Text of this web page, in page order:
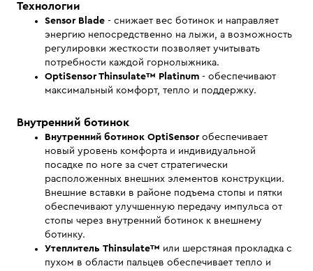
Технологии
Sensor Blade - снижает вес ботинок и направляет
энергию непосредственно на лыжи, а возможность
регулировки жесткости позволяет учитывать
потребности каждой горнолыжника.
OptiSensor Thinsulate™ Platinum - обеспечивают
максимальный комфорт, тепло и поддержку.
Внутренний ботинок
Внутренний ботинок OptiSensor обеспечивает
новый уровень комфорта и индивидуальной
посадке по ноге за счет стратегически
расположенных внешних элементов конструкции.
Внешние вставки в районе подъема стопы и пятки
обеспечивают улучшенную передачу импульса от
стопы через внутренний ботинок к внешнему
ботинку.
Утеплитель Thinsulate™ или шерстяная прокладка с
пухом в области пальцев обеспечивает тепло и